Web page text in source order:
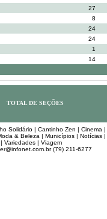
27
8
24
24
1
14
TOTAL DE SEÇÕES
Solidário | Cantinho Zen | Cinema |
& Beleza | Municípios | Notícias |
| Variedades| Viagem
(79) 211-6277